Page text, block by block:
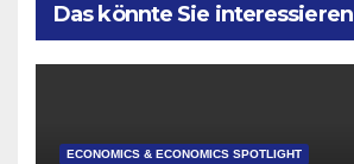
Das könnte Sie interessieren
ECONOMICS & ECONOMICS SPOTLIGHT